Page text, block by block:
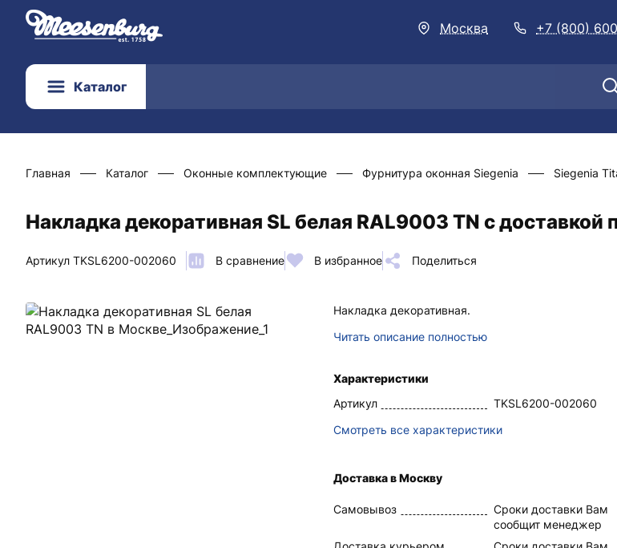
Москва +7 (800)
Каталог
Главная Каталог Оконные комплектующие Фурнитура оконная Siegenia Siegenia
Накладка декоративная SL белая RAL9003 TN с доставкой
Артикул TKSL6200-002060 В сравнение В избранное Поделиться
Накладка декоративная.
Читать описание полностью
Характеристики
Артикул
TKSL6200-002060
Смотреть все характеристики
Доставка в Москву
Самовывоз
Сроки доставки Вам
сообщит менеджер